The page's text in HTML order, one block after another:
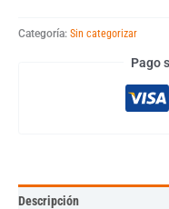
Categoría: Sin categorizar
Pago
Descripción